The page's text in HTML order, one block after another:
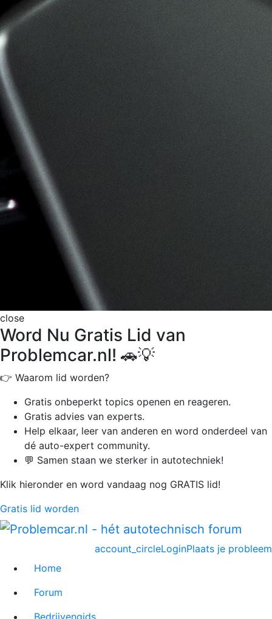
close
Word Nu Gratis Lid van
Problemcar.nl! 🚗💡
👉 Waarom lid worden?
Gratis onbeperkt topics openen en reageren.
Gratis advies van experts.
Help elkaar, leer van anderen en word onderdeel van
dé auto-expert community.
💬 Samen staan we sterker in autotechniek!
Klik hieronder en word vandaag nog GRATIS lid!
Gratis lid worden
Plaats je probleem
account_circleLogin
Home
Forum
Bedrijvengids